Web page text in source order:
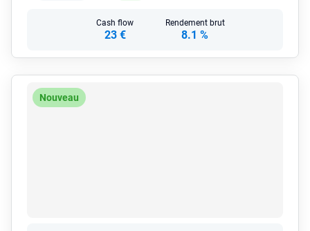
Cash flow
23 €
Rendement brut
8.1 %
Nouveau